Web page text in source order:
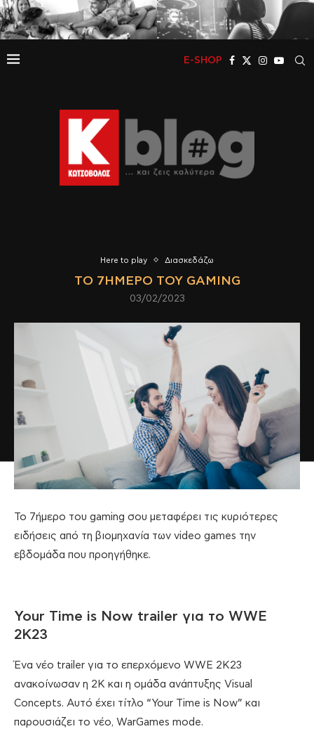
E-SHOP
Here to play Διασκεδάζω
ΤΟ 7ΉΜΕΡΟ ΤΟΥ GAMING
03/02/2023
Το 7ήμερο του gaming σου μεταφέρει τις κυριότερες
ειδήσεις από τη βιομηχανία των video games την
εβδομάδα που προηγήθηκε.
Your Time is Now trailer για το WWE
2K23
Ένα νέο trailer για το επερχόμενο WWE 2K23
ανακοίνωσαν η 2K και η ομάδα ανάπτυξης Visual
Concepts. Αυτό έχει τίτλο “Your Time is Now” και
παρουσιάζει το νέο, WarGames mode.